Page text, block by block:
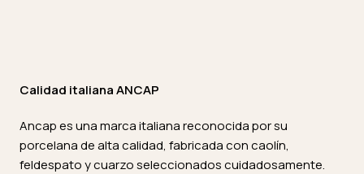
Calidad italiana ANCAP
Ancap es una marca italiana reconocida por su
porcelana de alta calidad, fabricada con caolín,
feldespato y cuarzo seleccionados cuidadosamente.